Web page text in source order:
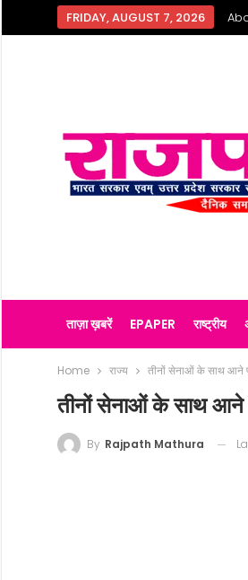
FRIDAY, AUGUST 7, 2026
ताज़ा ख़बरें EPAPER राष्ट्रीय
Home राज्य तीनों सेनाओं के साथ आने
तीनों सेनाओं के साथ आने
By Rajpath Mathura